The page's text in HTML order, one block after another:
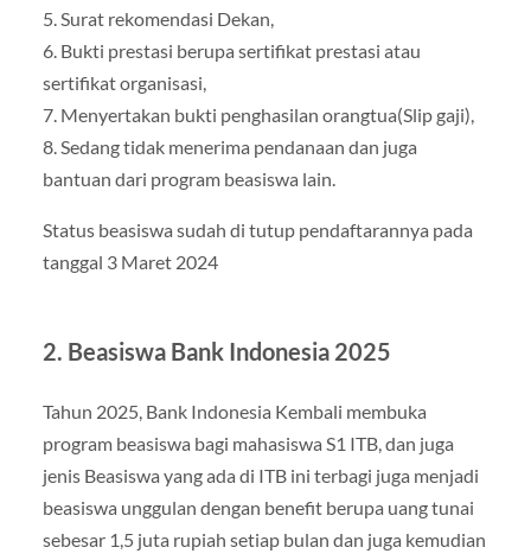
5. Surat rekomendasi Dekan,
6. Bukti prestasi berupa sertifikat prestasi atau
sertifikat organisasi,
7. Menyertakan bukti penghasilan orangtua(Slip gaji),
8. Sedang tidak menerima pendanaan dan juga
bantuan dari program beasiswa lain.
Status beasiswa sudah di tutup pendaftarannya pada
tanggal 3 Maret 2024
2. Beasiswa Bank Indonesia 2025
Tahun 2025, Bank Indonesia Kembali membuka
program beasiswa bagi mahasiswa S1 ITB, dan juga
jenis Beasiswa yang ada di ITB ini terbagi juga menjadi
beasiswa unggulan dengan benefit berupa uang tunai
sebesar 1,5 juta rupiah setiap bulan dan juga kemudian